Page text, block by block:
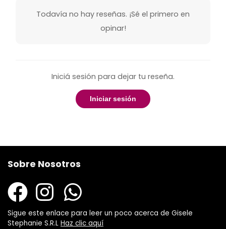
Todavía no hay reseñas. ¡Sé el primero en
opinar!
Iniciá sesión para dejar tu reseña.
Iniciar sesión
Sobre Nosotros
Sigue este enlace para leer un poco acerca de Gisele
Stephanie S.R.L Haz clic aquí